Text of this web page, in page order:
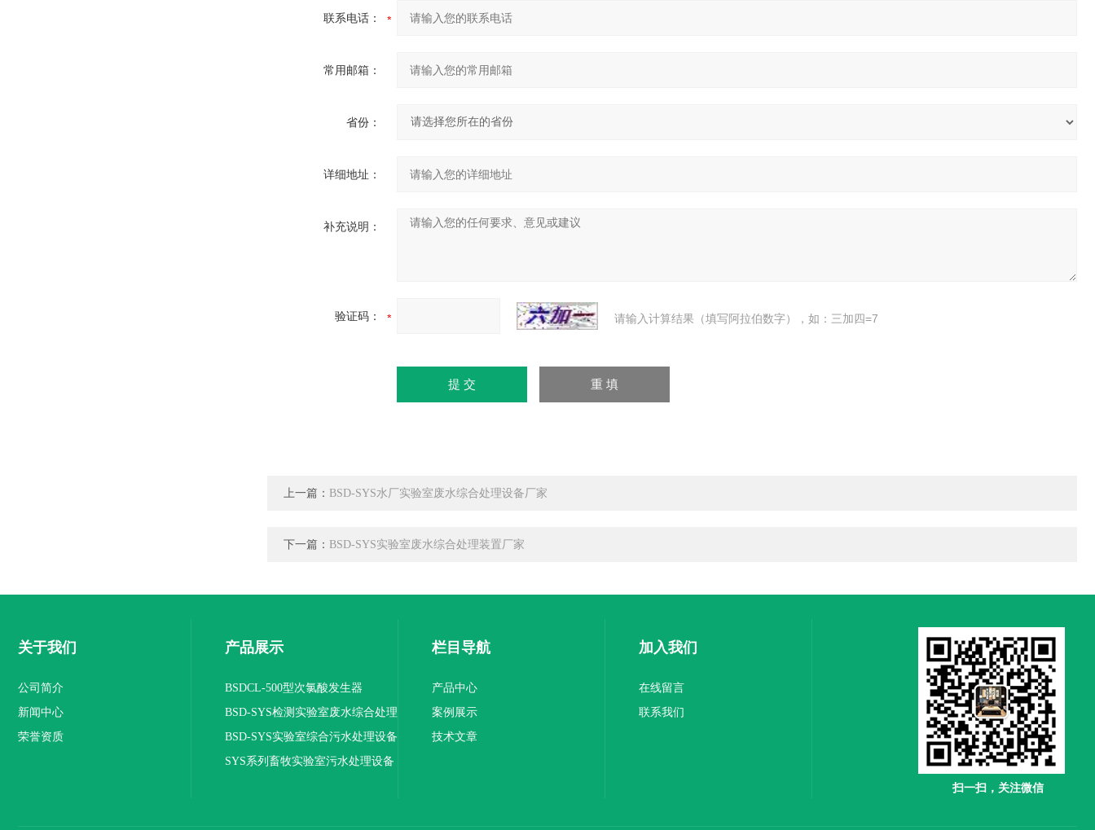
联系电话：
常用邮箱：
省份：
详细地址：
补充说明：
验证码： 请输入计算结果（填写阿拉伯数字），如：三加四=7
上一篇： BSD-SYS水厂实验室废水综合处理设备厂家
下一篇： BSD-SYS实验室废水综合处理装置厂家
关于我们
公司简介
新闻中心
荣誉资质
产品展示
BSDCL-500型次氯酸发生器
BSD-SYS检测实验室废水综合处理
设备
BSD-SYS实验室综合污水处理设备
SYS系列畜牧实验室污水处理设备
栏目导航
产品中心
案例展示
技术文章
加入我们
在线留言
联系我们
扫一扫，关注微信